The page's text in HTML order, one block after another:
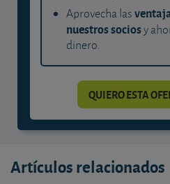
Aprovecha las
nuestros sociosy
dinero.
QUIERO ESTA
Artículos relacionados